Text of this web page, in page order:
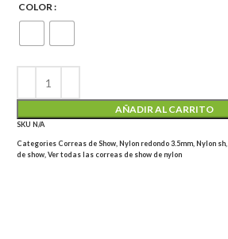
COLOR
AÑADIR AL CARRITO
SKUN/A
Categories Correas de Show ,Nylon redondo 3.5mm ,Nylon sh
de show ,Ver todas las correas de show de nylon